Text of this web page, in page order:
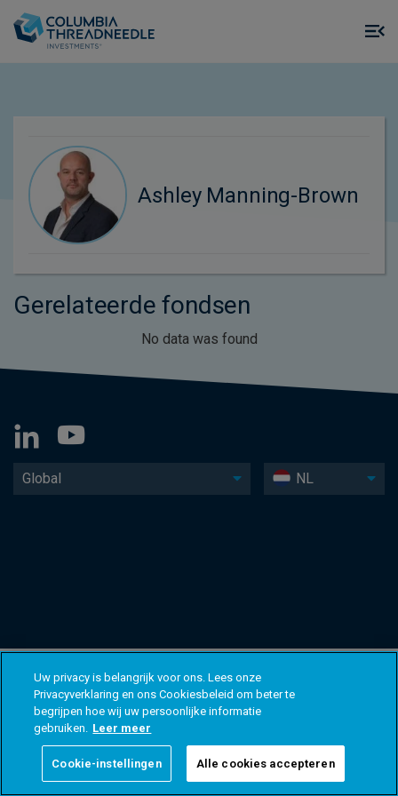
Ashley Manning-Brown
Gerelateerde fondsen
No data was found
Global NL
Uw privacy is belangrijk voor ons. Lees onze
Privacyverklaring en ons Cookiesbeleid om beter te
begrijpen hoe wij uw persoonlijke informatie
gebruiken. Leer meer
Cookie-instellingen Alle cookies accepteren